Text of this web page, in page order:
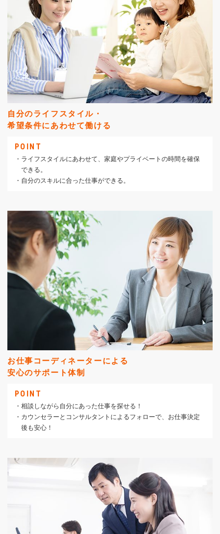
自分のライフスタイル・
希望条件にあわせて働ける
POINT
・ライフスタイルにあわせて、家庭やプライベートの時間を確保
できる。
・自分のスキルに合った仕事ができる。
お仕事コーディネーターによる
安心のサポート体制
POINT
・相談しながら自分にあった仕事を探せる！
・カウンセラーとコンサルタントによるフォローで、お仕事決定
後も安心！